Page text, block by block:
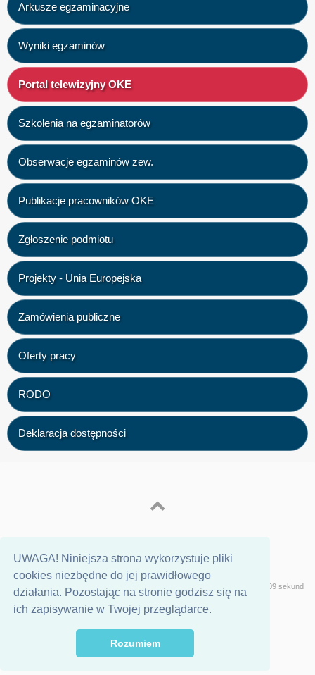
UWAGA! Niniejsza strona wykorzystuje pliki
cookies niezbędne do jej prawidłowego
działania. Pozostając na stronie godzisz się na
ich zapisywanie w Twojej przeglądarce.
Rozumiem
Arkusze egzaminacyjne
Wyniki egzaminów
Portal telewizyjny OKE
Szkolenia na egzaminatorów
Obserwacje egzaminów zew.
Publikacje pracowników OKE
Zgłoszenie podmiotu
Projekty - Unia Europejska
Zamówienia publiczne
Oferty pracy
RODO
Deklaracja dostępności
WersjaGeeklog
Strona wygenerowana w 0,09 sekund